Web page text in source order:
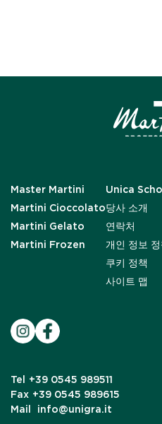
Master Martini
Martini Cioccolato
Martini Gelato
Martini Frozen
Unica
당사 소개
연락처
개인 정보 정
쿠키 정책
사이트 맵
Tel
+39 0545 989511
Fax +39 0545 989615
Mail
info@unigra.it